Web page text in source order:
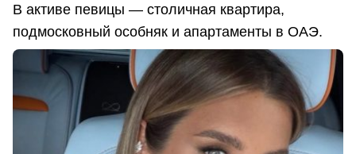
В активе певицы — столичная квартира,
подмосковный особняк и апартаменты в ОАЭ.